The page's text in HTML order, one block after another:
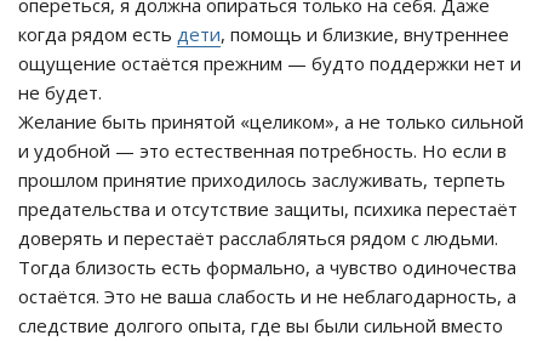
опереться, я должна опираться только на себя. Даже
когда рядом есть дети, помощь и близкие, внутреннее
ощущение остаётся прежним — будто поддержки нет и
не будет.
Желание быть принятой «целиком», а не только сильной
и удобной — это естественная потребность. Но если в
прошлом принятие приходилось заслуживать, терпеть
предательства и отсутствие защиты, психика перестаёт
доверять и перестаёт расслабляться рядом с людьми.
Тогда близость есть формально, а чувство одиночества
остаётся. Это не ваша слабость и не неблагодарность, а
следствие долгого опыта, где вы были сильной вместо